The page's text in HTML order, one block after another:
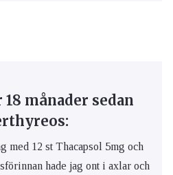
månader sedan
med 12 st Thacapsol 5mg och
hade jag ont i axlar och